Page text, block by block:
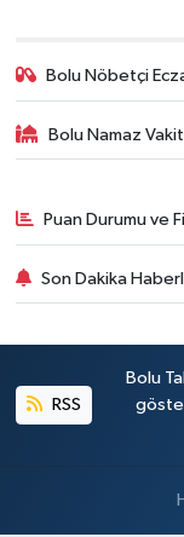
Bolu Nöbetçi
Bolu Namaz
Puan Durumu ve
Son Dakika
RSS
Bolu